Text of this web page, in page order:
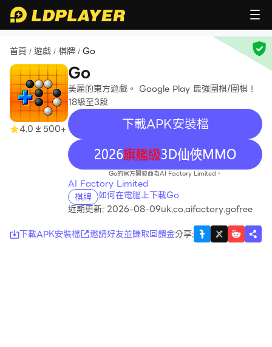
首頁 / 遊戲 / 棋牌 / Go
4.0 500+
Go
美麗的東方遊戲。 Google Play 最強圍棋/圍棋！
18級至3段
下載APK安裝檔
recommend
Go的官方開發商為AI Factory Limited。
AI Factory Limited
棋牌 如何在電腦上下載Go
近期更新: 2026-08-09uk.co.aifactory.gofree
下載APK安裝檔
邀請好友並賺取回饋金分享: